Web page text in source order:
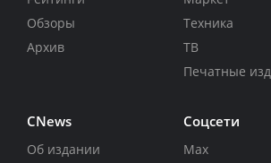
Обзоры
Архив
Техника
ТВ
Печатные
CNews
Об издании
Соцсети
Max